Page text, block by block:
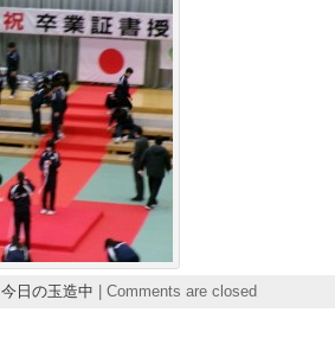
今日の玉造中 | Comments are closed